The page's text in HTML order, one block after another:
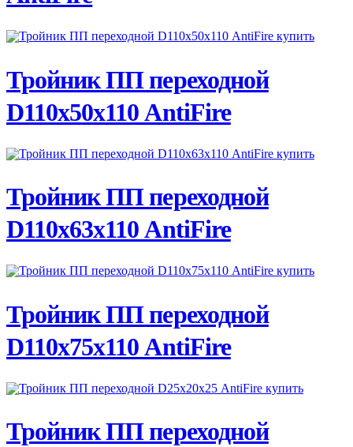
Тройник ПП переходной
D110х50х110 AntiFire
Тройник ПП переходной
D110х63х110 AntiFire
Тройник ПП переходной
D110х75х110 AntiFire
Тройник ПП переходной